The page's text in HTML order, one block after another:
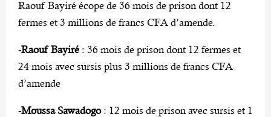
Raouf Bayiré écope de 36 mois de prison dont 12
fermes et 3 millions de francs CFA d’amende.
-Raouf Bayiré : 36 mois de prison dont 12 fermes et
24 mois avec sursis plus 3 millions de francs CFA
d’amende
-Moussa Sawadogo: 12 mois de prison avec sursis et 1